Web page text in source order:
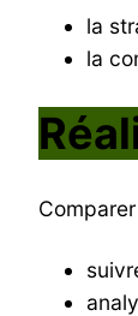
la
la